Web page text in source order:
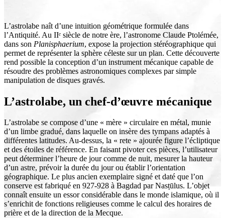
L’astrolabe naît d’une intuition géométrique formulée dans
l’Antiquité. Au IIᵉ siècle de notre ère, l’astronome Claude Ptolémée,
dans son Planisphaerium, expose la projection stéréographique qui
permet de représenter la sphère céleste sur un plan. Cette découverte
rend possible la conception d’un instrument mécanique capable de
résoudre des problèmes astronomiques complexes par simple
manipulation de disques gravés.
L’astrolabe, un chef-d’œuvre mécanique
L’astrolabe se compose d’une « mère » circulaire en métal, munie
d’un limbe gradué, dans laquelle on insère des tympans adaptés à
différentes latitudes. Au-dessus, la « rete » ajourée figure l’écliptique
et des étoiles de référence. En faisant pivoter ces pièces, l’utilisateur
peut déterminer l’heure de jour comme de nuit, mesurer la hauteur
d’un astre, prévoir la durée du jour ou établir l’orientation
géographique. Le plus ancien exemplaire signé et daté que l’on
conserve est fabriqué en 927-928 à Bagdad par Nasṭūlus. L’objet
connaît ensuite un essor considérable dans le monde islamique, où il
s’enrichit de fonctions religieuses comme le calcul des horaires de
prière et de la direction de la Mecque.